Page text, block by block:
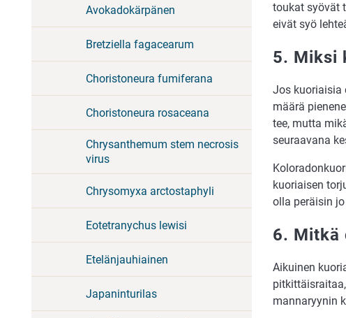
Avokadokärpänen
Bretziella fagacearum
Choristoneura fumiferana
Choristoneura rosaceana
Chrysanthemum stem necrosis
virus
Chrysomyxa arctostaphyli
Eotetranychus lewisi
Etelänjauhiainen
Japaninturilas
toukat syövät
eivät syö
5. Miksi
Jos kuoriaisia
määrä
tee, mutta
seuraavana
kuoriaisen
olla peräisin
6. Mitkä
Aikuinen
mannaryynin